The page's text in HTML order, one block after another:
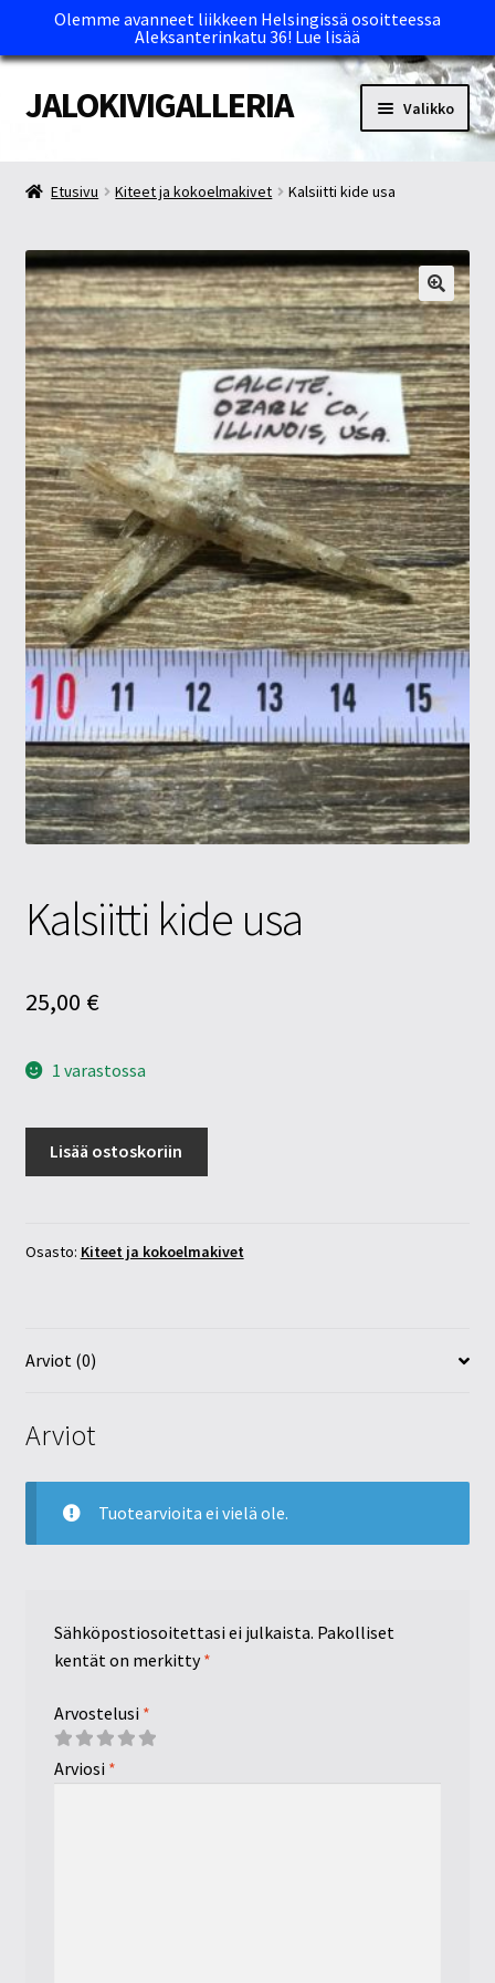
Olemme avanneet liikkeen Helsingissä osoitteessa
Aleksanterinkatu 36! Lue lisää
Siirry
navigointiin
Siirry
sisältöön
JALOKIVIGALLERIA Valikko
Maksutavat ja Tärkeää tietää
Myymälät
Oma tili
Ostoskori
Tietosuojaseloste
Tuotteet
Yritysinfo
Etusivu Kiteet ja kokoelmakivet Kalsiitti kide usa
Kalsiitti kide usa
25,00 €
1 varastossa
Lisää ostoskoriin
Osasto: Kiteet ja kokoelmakivet
Arviot (0)
Arviot
Tuotearvioita ei vielä ole.
Sähköpostiosoitettasi ei julkaista. Pakolliset
kentät on merkitty*
Arvostelusi *
Arviosi *